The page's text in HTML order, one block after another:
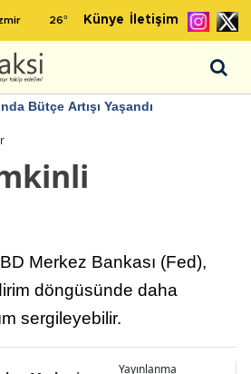
26° Künye İletişim
Bütçe Artışı Yaşandı
Merkez Bankası (Fed),
döngüsünde daha
sergileyebilir.
Yayınlanma